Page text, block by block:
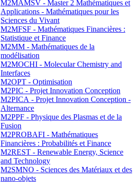
M2MAMSV - Master 2 Mathématiques et
Applications - Mathématiques pour les
Sciences du Vivant
M2MFSF - Mathématiques Financières :
Statistique et Finance
M2MM - Mathématiques de la
modélisation
M2MOCHI - Molecular Chemistry and
Interfaces
M2OPT - Optimisation
M2PIC - Projet Innovation Conception
M2PICA - Projet Innovation Conception -
Alternance
M2PPF - Physique des Plasmas et de la
Fusion
M2PROBAFI - Mathématiques
Financières : Probabilités et Finance
M2REST - Renewable Energy, Science
and Technology
M2SMNO - Sciences des Matériaux et des
nano-objets